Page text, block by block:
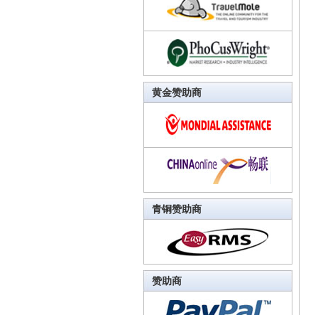
黄金赞助商
青铜赞助商
赞助商